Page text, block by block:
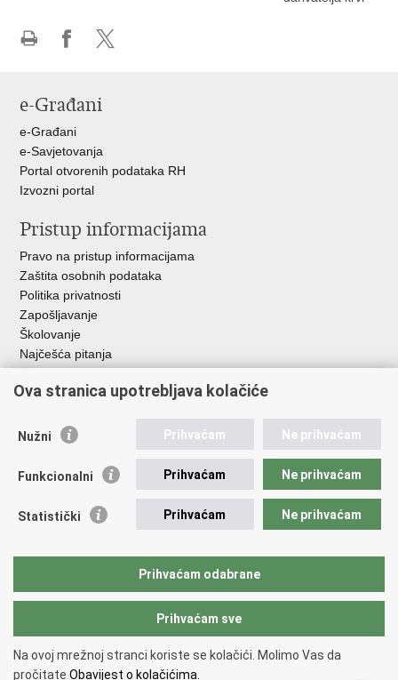
Facebooku
X-
e-Građani
e-Građani
e-Savjetovanja
Portal otvorenih podataka RH
Izvozni portal
Pristup informacijama
Pravo na pristup informacijama
Zaštita osobnih podataka
Politika privatnosti
Zapošljavanje
Školovanje
Najčešća pitanja
Važne poveznice
EMN Nacionalna kontaktna točka za Republiku Hrvatsku
Policijska akademija
Zaklada policijske solidarnosti
Udruge
Copyright © 2026 Ministarstvo unutarnjih poslova Republike Hrvatske.
Ova stranica upotrebljava kolačiće
Nužni Prihvaćam Ne prihvaćam
Funkcionalni Prihvaćam Ne prihvaćam
Statistički Prihvaćam Ne prihvaćam
Prihvaćam odabrane
Prihvaćam sve
Na ovoj mrežnoj stranci koriste se kolačići. Molimo Vas da
pročitate Obavijest o kolačićima.